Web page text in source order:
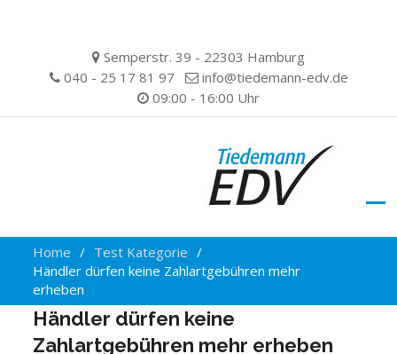
Semperstr. 39 - 22303 Hamburg
040 - 25 17 81 97
info@tiedemann-edv.de
09:00 - 16:00 Uhr
Home
Test Kategorie
Händler dürfen keine Zahlartgebühren mehr
erheben
Händler dürfen keine
Zahlartgebühren mehr erheben